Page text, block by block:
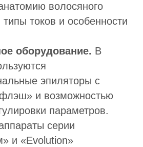
волосяного
токов и особенности
оборудование. В
эпиляторы с
и возможностью
параметров.
серии
и «Evolution»